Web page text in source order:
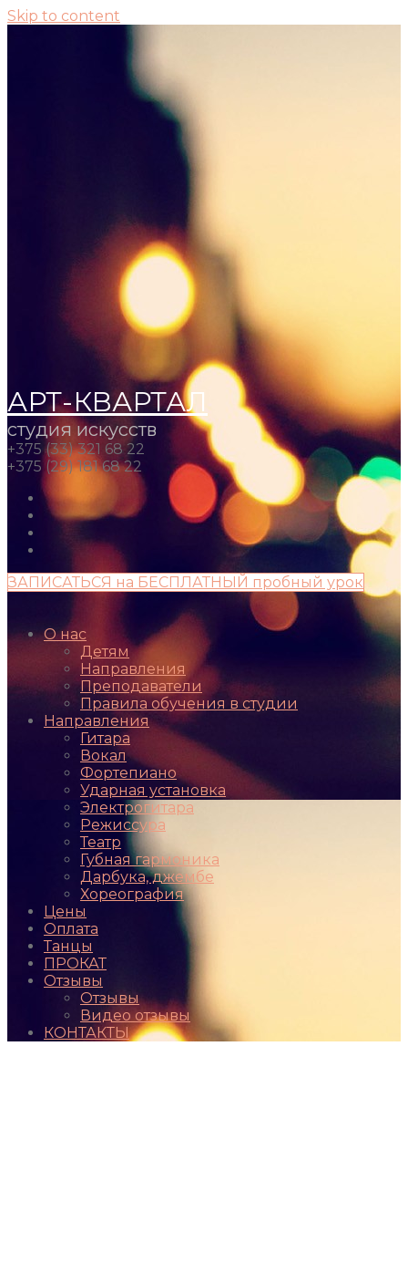
Skip to content
АРТ-КВАРТАЛ
студия искусств
+375 (33) 321 68 22
+375 (29) 181 68 22
ЗАПИСАТЬСЯ на БЕСПЛАТНЫЙ пробный урок
О нас
Детям
Направления
Преподаватели
Правила обучения в студии
Направления
Гитара
Вокал
Фортепиано
Ударная установка
Электрогитара
Режиссура
Театр
Губная гармоника
Дарбука, джембе
Хореография
Цены
Оплата
Танцы
ПРОКАТ
Отзывы
Отзывы
Видео отзывы
КОНТАКТЫ